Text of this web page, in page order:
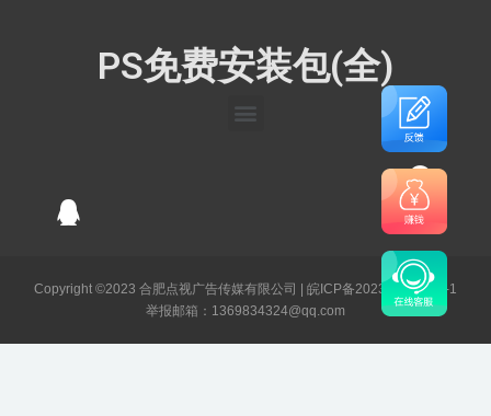
PS免费安装包(全)
Copyright ©2023 合肥点视广告传媒有限公司 | 皖ICP备2023003141号-1
举报邮箱：1369834324@qq.com